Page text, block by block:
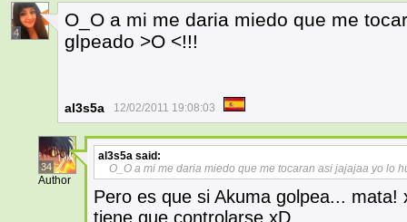
4
O_O a mi me daria miedo que me
glpeado >O <!!!
al3s5a 12/02/2011 19:08:03
34
Author
al3s5a said:
O_O a mi me daria miedo que me tocaran asi jajajaa yo lo
Pero es que si Akuma golpea...
tiene que controlarse xD